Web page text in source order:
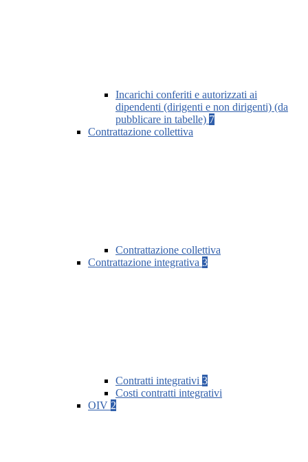
Incarichi conferiti e autorizzati ai
dipendenti (dirigenti e non dirigenti) (da
pubblicare in tabelle) 7
Contrattazione collettiva
Contrattazione collettiva
Contrattazione integrativa 3
Contratti integrativi 3
Costi contratti integrativi
OIV 2